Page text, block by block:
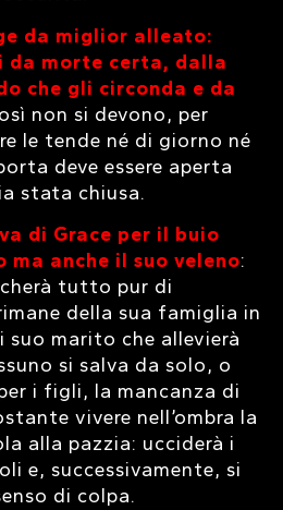
da miglior alleato:
da morte certa, dalla
che gli circonda e da
non si devono, per
le tende né di giorno né
deve essere aperta
stata chiusa.
di Grace per il buio
anche il suo veleno:
tutto pur di
della sua famiglia in
marito che allevierà
si salva da solo, o
i figli, la mancanza di
vivere nell’ombra la
alla pazzia: ucciderà i
e, successivamente, si
di colpa.